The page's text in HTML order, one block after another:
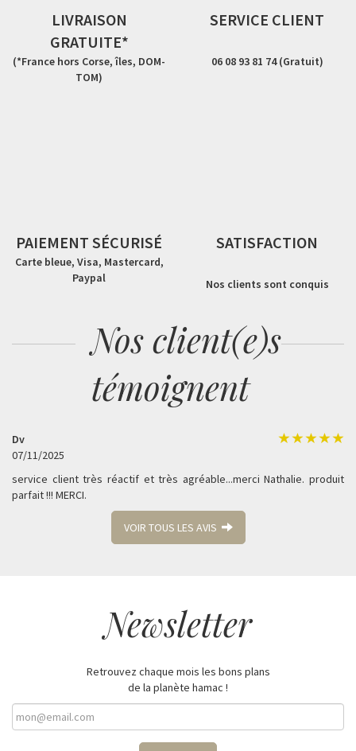
LIVRAISON
GRATUITE*
(*France hors Corse, îles, DOM-
TOM)
SERVICE CLIENT
06 08 93 81 74 (Gratuit)
PAIEMENT SÉCURISÉ
Carte bleue, Visa, Mastercard,
Paypal
SATISFACTION
Nos clients sont conquis
Nos client(e)s
témoignent
Dv
07/11/2025
service client très réactif et très agréable...merci Nathalie. produit
parfait !!! MERCI.
VOIR TOUS LES AVIS
Newsletter
Retrouvez chaque mois les bons plans
de la planète hamac !